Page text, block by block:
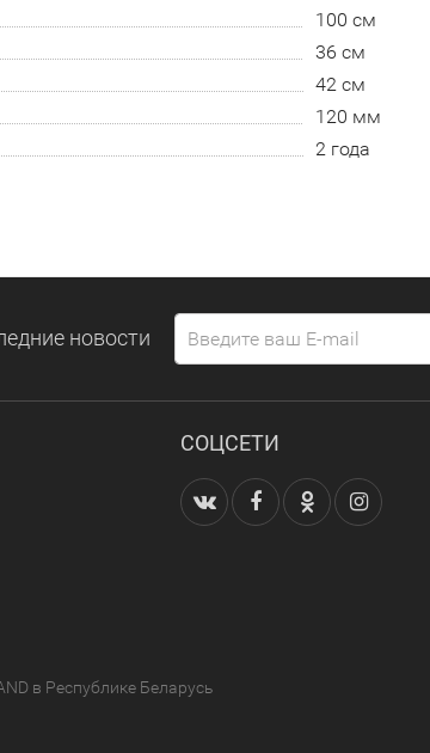
100 см
36 см
42 см
120 мм
2 года
новости
СОЦСЕТИ
в Республике Беларусь